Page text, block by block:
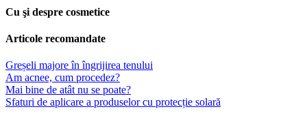
Cu şi despre cosmetice
Articole recomandate
Greșeli majore în îngrijirea tenului
Am acnee, cum procedez?
Mai bine de atât nu se poate?
Sfaturi de aplicare a produselor cu protecție solară